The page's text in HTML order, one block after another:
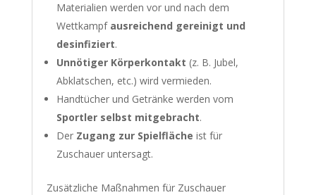
Materialien werden vor und nach dem
Wettkampf ausreichend gereinigt und
desinfiziert.
Unnötiger Körperkontakt (z. B. Jubel,
Abklatschen, etc.) wird vermieden.
Handtücher und Getränke werden vom
Sportler selbst mitgebracht.
Der Zugang zur Spielfläche ist für
Zuschauer untersagt.
Zusätzliche Maßnahmen für Zuschauer